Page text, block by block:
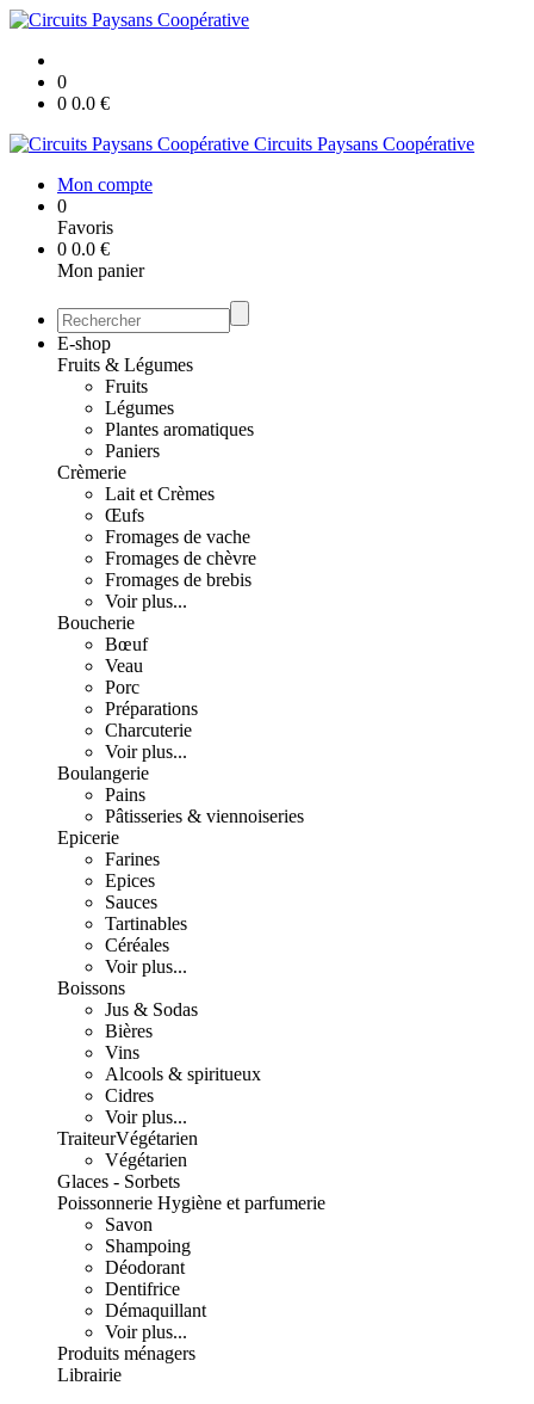
0
0 0.0 €
Circuits Paysans Coopérative
Mon compte
0
Favoris
0 0.0 €
Mon panier
E-shop
Fruits & Légumes
Fruits
Légumes
Plantes aromatiques
Paniers
Crèmerie
Lait et Crèmes
Œufs
Fromages de vache
Fromages de chèvre
Fromages de brebis
Voir plus...
Boucherie
Bœuf
Veau
Porc
Préparations
Charcuterie
Voir plus...
Boulangerie
Pains
Pâtisseries & viennoiseries
Epicerie
Farines
Epices
Sauces
Tartinables
Céréales
Voir plus...
Boissons
Jus & Sodas
Bières
Vins
Alcools & spiritueux
Cidres
Voir plus...
TraiteurVégétarien
Végétarien
Glaces - Sorbets
Poissonnerie Hygiène et parfumerie
Savon
Shampoing
Déodorant
Dentifrice
Démaquillant
Voir plus...
Produits ménagers
Librairie